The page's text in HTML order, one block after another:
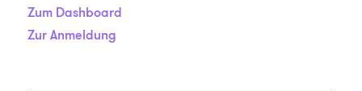
Zum Dashboard
Zur Anmeldung